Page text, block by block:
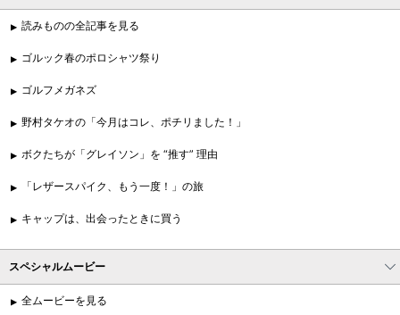
読みものの全記事を見る
ゴルック春のポロシャツ祭り
ゴルフメガネズ
野村タケオの「今月はコレ、ポチリました！」
ボクたちが「グレイソン」を “推す” 理由
「レザースパイク、もう一度！」の旅
キャップは、出会ったときに買う
スペシャルムービー
全ムービーを見る